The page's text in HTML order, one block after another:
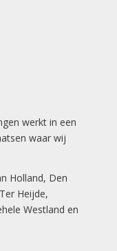
werkt in een
waar wij
Holland, Den
Ter Heijde,
Westland en